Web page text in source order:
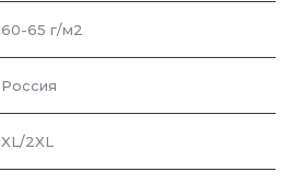
60-65 г/м2
Россия
XL/2XL